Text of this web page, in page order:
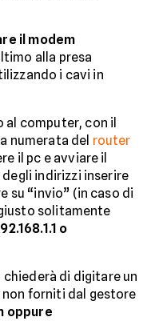
il modem
alla presa
i cavi in
computer, con il
numerata del router
il pc e avviare il
indirizzi inserire
su “invio” (in caso di
solitamente
o
chiederà di digitare un
non forniti dal gestore
oppure